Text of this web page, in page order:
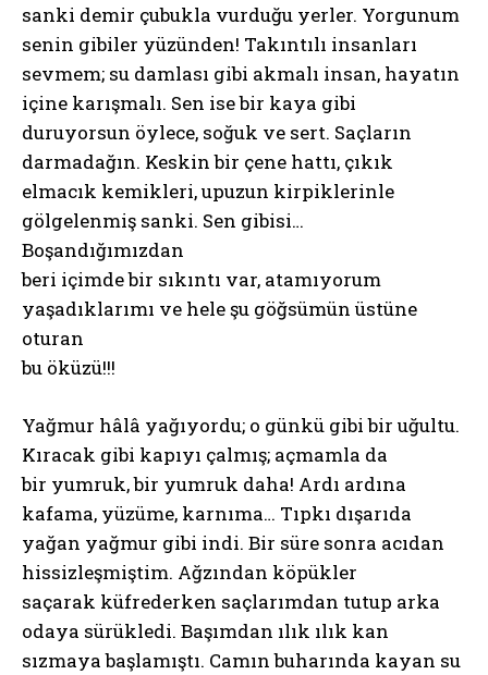
sanki demir çubukla vurduğu yerler. Yorgunum
senin gibiler yüzünden! Takıntılı insanları
sevmem; su damlası gibi akmalı insan, hayatın
içine karışmalı. Sen ise bir kaya gibi
duruyorsun öylece, soğuk ve sert. Saçların
darmadağın. Keskin bir çene hattı, çıkık
elmacık kemikleri, upuzun kirpiklerinle
gölgelenmiş sanki. Sen gibisi…
Boşandığımızdan
beri içimde bir sıkıntı var, atamıyorum
yaşadıklarımı ve hele şu göğsümün üstüne
oturan
bu öküzü!!!
Yağmur hâlâ yağıyordu; o günkü gibi bir uğultu.
Kıracak gibi kapıyı çalmış; açmamla da
bir yumruk, bir yumruk daha! Ardı ardına
kafama, yüzüme, karnıma… Tıpkı dışarıda
yağan yağmur gibi indi. Bir süre sonra acıdan
hissizleşmiştim. Ağzından köpükler
saçarak küfrederken saçlarımdan tutup arka
odaya sürükledi. Başımdan ılık ılık kan
sızmaya başlamıştı. Camın buharında kayan su